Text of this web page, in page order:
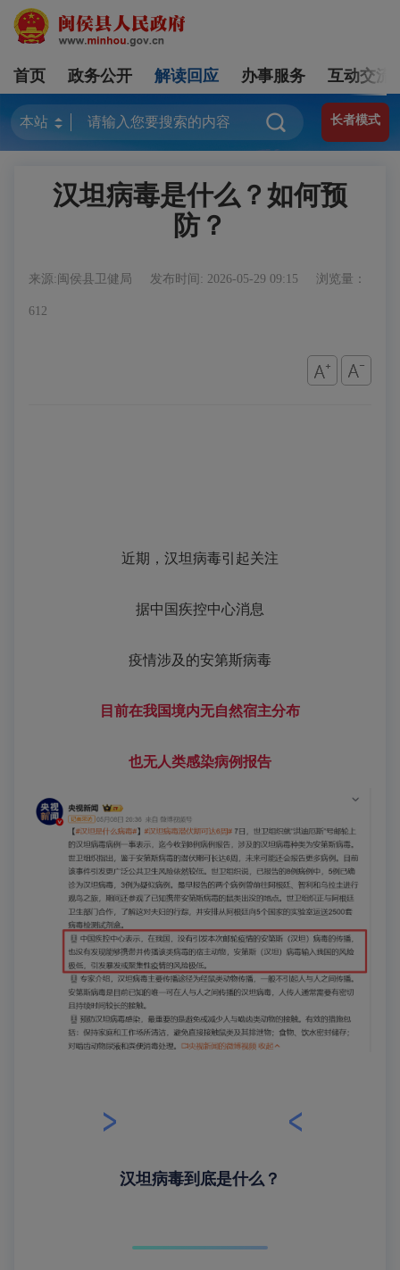
首页 政务公开 解读回应 办事服务 互动交流
长者模式
汉坦病毒是什么？如何预
防？
来源:闽侯县卫健局 发布时间: 2026-05-29 09:15 浏览量：
612
近期， 汉坦病毒引起关注
据中国疾控中心消息
疫情涉及的安第斯病毒
目前在我国境内无自然宿主分布
也无人类感染病例报告
汉坦病毒到底是什么？